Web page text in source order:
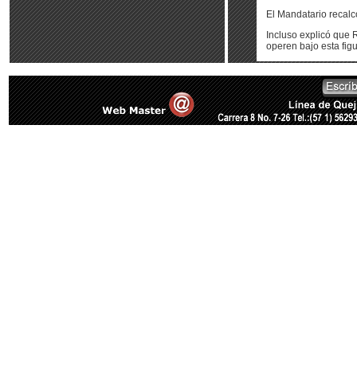
El Mandatario
Incluso explicó que
operen bajo esta